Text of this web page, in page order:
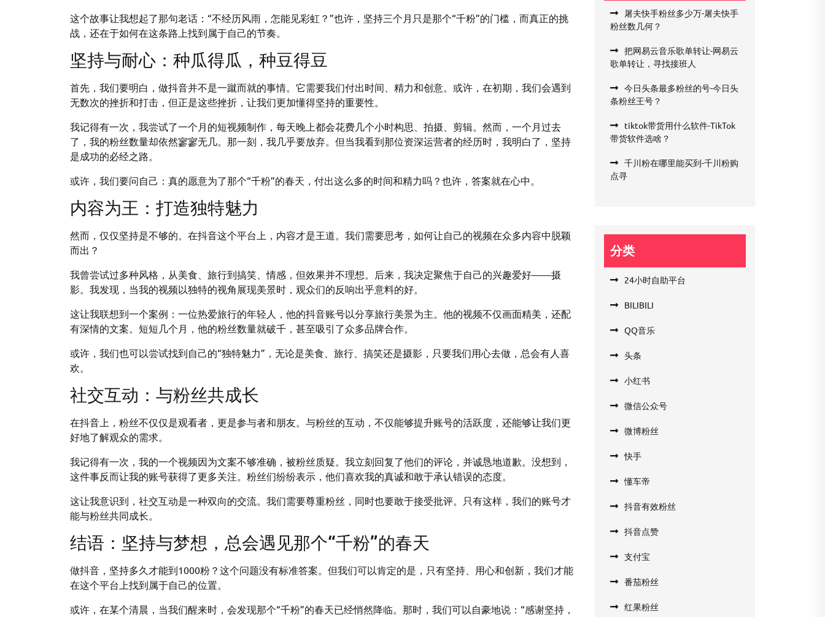
这个故事让我想起了那句老话：“不经历风雨，怎能见彩虹？”也许，坚持三个月只是那个“千粉”的门槛，而真正的挑
战，还在于如何在这条路上找到属于自己的节奏。
坚持与耐心：种瓜得瓜，种豆得豆
首先，我们要明白，做抖音并不是一蹴而就的事情。它需要我们付出时间、精力和创意。或许，在初期，我们会遇到
无数次的挫折和打击，但正是这些挫折，让我们更加懂得坚持的重要性。
我记得有一次，我尝试了一个月的短视频制作，每天晚上都会花费几个小时构思、拍摄、剪辑。然而，一个月过去
了，我的粉丝数量却依然寥寥无几。那一刻，我几乎要放弃。但当我看到那位资深运营者的经历时，我明白了，坚持
是成功的必经之路。
或许，我们要问自己：真的愿意为了那个“千粉”的春天，付出这么多的时间和精力吗？也许，答案就在心中。
内容为王：打造独特魅力
然而，仅仅坚持是不够的。在抖音这个平台上，内容才是王道。我们需要思考，如何让自己的视频在众多内容中脱颖
而出？
我曾尝试过多种风格，从美食、旅行到搞笑、情感，但效果并不理想。后来，我决定聚焦于自己的兴趣爱好——摄
影。我发现，当我的视频以独特的视角展现美景时，观众们的反响出乎意料的好。
这让我联想到一个案例：一位热爱旅行的年轻人，他的抖音账号以分享旅行美景为主。他的视频不仅画面精美，还配
有深情的文案。短短几个月，他的粉丝数量就破千，甚至吸引了众多品牌合作。
或许，我们也可以尝试找到自己的“独特魅力”，无论是美食、旅行、搞笑还是摄影，只要我们用心去做，总会有人喜
欢。
社交互动：与粉丝共成长
在抖音上，粉丝不仅仅是观看者，更是参与者和朋友。与粉丝的互动，不仅能够提升账号的活跃度，还能够让我们更
好地了解观众的需求。
我记得有一次，我的一个视频因为文案不够准确，被粉丝质疑。我立刻回复了他们的评论，并诚恳地道歉。没想到，
这件事反而让我的账号获得了更多关注。粉丝们纷纷表示，他们喜欢我的真诚和敢于承认错误的态度。
这让我意识到，社交互动是一种双向的交流。我们需要尊重粉丝，同时也要敢于接受批评。只有这样，我们的账号才
能与粉丝共同成长。
结语：坚持与梦想，总会遇见那个“千粉”的春天
做抖音，坚持多久才能到1000粉？这个问题没有标准答案。但我们可以肯定的是，只有坚持、用心和创新，我们才能
在这个平台上找到属于自己的位置。
或许，在某个清晨，当我们醒来时，会发现那个“千粉”的春天已经悄然降临。那时，我们可以自豪地说：“感谢坚持，
屠夫快手粉丝多少万-屠夫快手
粉丝数几何？
把网易云音乐歌单转让-网易云
歌单转让，寻找接班人
今日头条最多粉丝的号-今日头
条粉丝王号？
tiktok带货用什么软件-TikTok
带货软件选啥？
千川粉在哪里能买到-千川粉购
点寻
分类
24小时自助平台
BILIBILI
QQ音乐
头条
小红书
微信公众号
微博粉丝
快手
懂车帝
抖音有效粉丝
抖音点赞
支付宝
番茄粉丝
红果粉丝